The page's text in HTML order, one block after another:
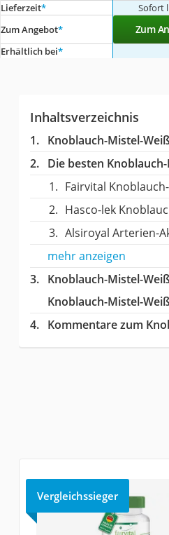
Lieferzeit* Sofort
Zum Angebot* Zum
Erhältlich bei*
Inhaltsverzeichnis
Knoblauch-Mistel-
Die besten
Fairvital
Hasco-lek
Alsiroyal Arterien-
mehr anzeigen
Knoblauch-Mistel-
Knoblauch-Mistel-
Kommentare zum
Vergleichssieger